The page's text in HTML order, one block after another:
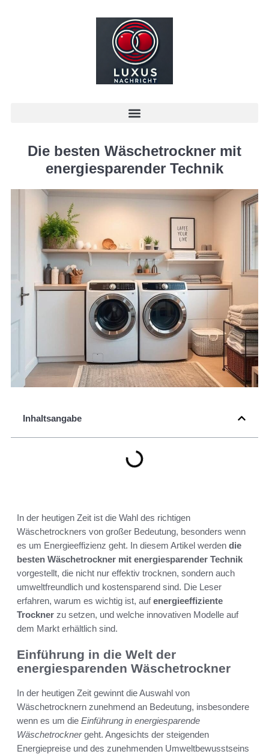
Die besten Wäschetrockner mit
energiesparender Technik
Inhaltsangabe
In der heutigen Zeit ist die Wahl des richtigen
Wäschetrockners von großer Bedeutung, besonders wenn
es um Energieeffizienz geht. In diesem Artikel werden die
besten Wäschetrockner mit energiesparender Technik
vorgestellt, die nicht nur effektiv trocknen, sondern auch
umweltfreundlich und kostensparend sind. Die Leser
erfahren, warum es wichtig ist, aufenergieeffiziente
Trockner zu setzen, und welche innovativen Modelle auf
dem Markt erhältlich sind.
Einführung in die Welt der
energiesparenden Wäschetrockner
In der heutigen Zeit gewinnt die Auswahl von
Wäschetrocknern zunehmend an Bedeutung, insbesondere
wenn es um die Einführung in energiesparende
Wäschetrocknergeht. Angesichts der steigenden
Energiepreise und des zunehmenden Umweltbewusstseins